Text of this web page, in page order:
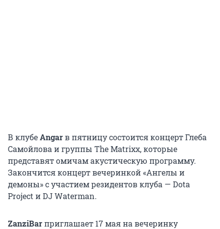
В клубеAngarв пятницу состоится концерт Глеба
Самойлова и группы The Matrixx, которые
представят омичам акустическую программу.
Закончится концерт вечеринкой «Ангелы и
демоны» с участием резидентов клуба — Dota
Project и DJ Waterman.
ZanziBarприглашает 17 мая на вечеринку